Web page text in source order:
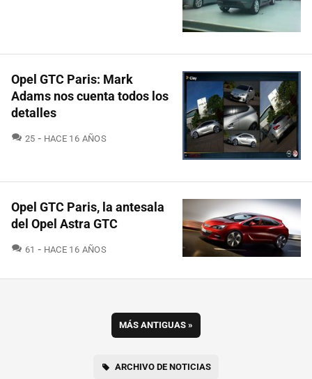
Opel GTC Paris: Mark
Adams nos cuenta todos los
detalles
25 COMENTARIOS
HACE 16 AÑOS
Opel GTC Paris, la antesala
del Opel Astra GTC
61 COMENTARIOS
HACE 16 AÑOS
MÁS ANTIGUAS »
ARCHIVO DE NOTICIAS